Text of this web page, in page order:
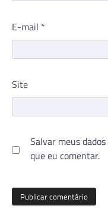
E-mail *
Site
Salvar meus
que eu comentar.